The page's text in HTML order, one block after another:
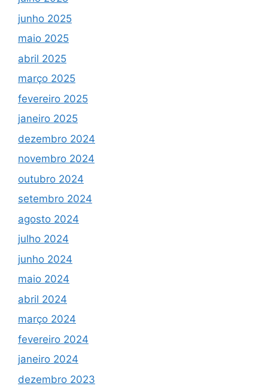
junho 2025
maio 2025
abril 2025
março 2025
fevereiro 2025
janeiro 2025
dezembro 2024
novembro 2024
outubro 2024
setembro 2024
agosto 2024
julho 2024
junho 2024
maio 2024
abril 2024
março 2024
fevereiro 2024
janeiro 2024
dezembro 2023